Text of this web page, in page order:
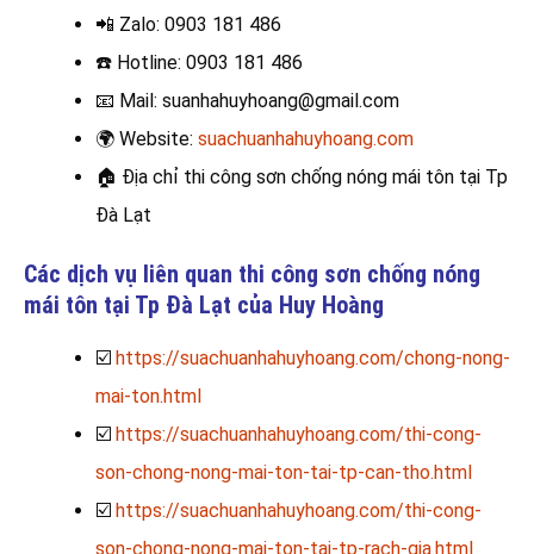
📲 Zalo: 0903 181 486
☎️ Hotline: 0903 181 486
📧 Mail: suanhahuyhoang@gmail.com
🌍 Website: suachuanhahuyhoang.com
🏠 Địa chỉ thi công sơn chống nóng mái tôn tại Tp
Đà Lạt
Các dịch vụ liên quan thi công sơn chống nóng
mái tôn tại Tp Đà Lạt của Huy Hoàng
☑️ https://suachuanhahuyhoang.com/chong-nong-
mai-ton.html
☑️ https://suachuanhahuyhoang.com/thi-cong-
son-chong-nong-mai-ton-tai-tp-can-tho.html
☑️ https://suachuanhahuyhoang.com/thi-cong-
son-chong-nong-mai-ton-tai-tp-rach-gia.html